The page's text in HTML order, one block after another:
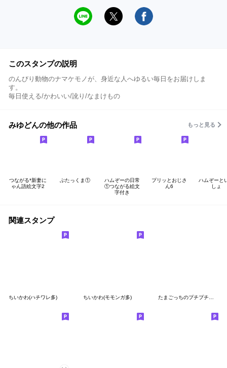
このスタンプの説明
のんびり動物のナマケモノが、身近な人へゆるい毎日をお届けしま
す。
毎日使える/かわいい/訛り/なまけもの
みゆどんの他の作品 もっと見る
つながる*新妻に
ゃん語絵文字2
ぶたっくま①
ハムぞーの日常
①つながる絵文
字付き
プリッとおじさ
ん6
ハムぞーと
しょ
関連スタンプ
ちいかわ(ハチワレ多) ちいかわ(モモンガ多) たまごっちのプチプチおみせっち